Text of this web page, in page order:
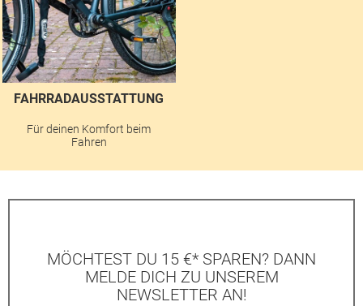
FAHRRADAUSSTATTUNG
Für deinen Komfort beim
Fahren
MÖCHTEST DU 15 €* SPAREN? DANN
MELDE DICH ZU UNSEREM
NEWSLETTER AN!